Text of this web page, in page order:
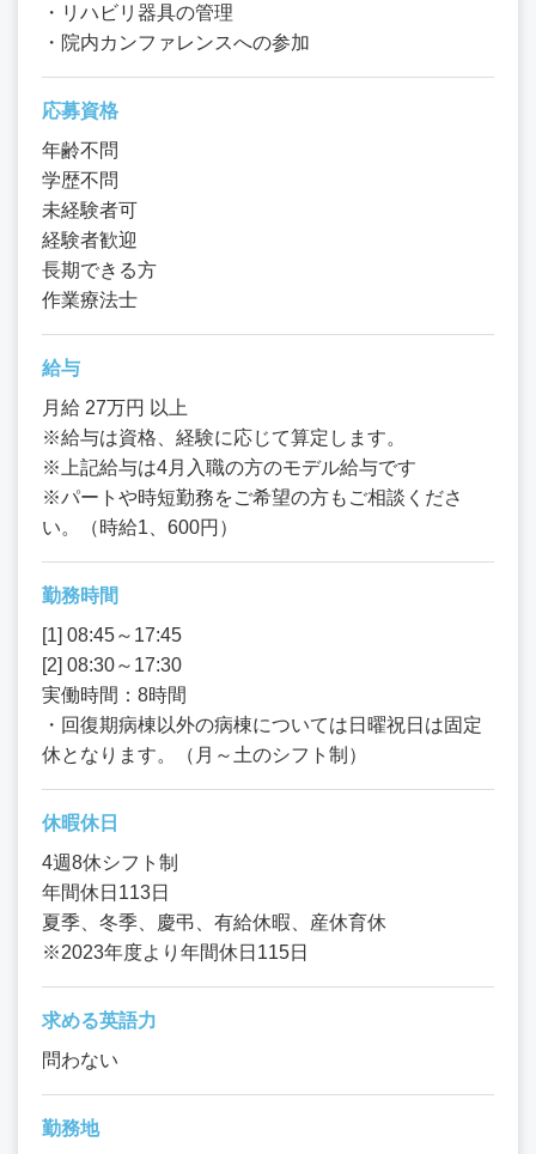
・リハビリ器具の管理
・院内カンファレンスへの参加
応募資格
年齢不問
学歴不問
未経験者可
経験者歓迎
長期できる方
作業療法士
給与
月給 27万円 以上
※給与は資格、経験に応じて算定します。
※上記給与は4月入職の方のモデル給与です
※パートや時短勤務をご希望の方もご相談くださ
い。（時給1、600円）
勤務時間
[1] 08:45～17:45
[2] 08:30～17:30
実働時間：8時間
・回復期病棟以外の病棟については日曜祝日は固定
休となります。（月～土のシフト制）
休暇休日
4週8休シフト制
年間休日113日
夏季、冬季、慶弔、有給休暇、産休育休
※2023年度より年間休日115日
求める英語力
問わない
勤務地